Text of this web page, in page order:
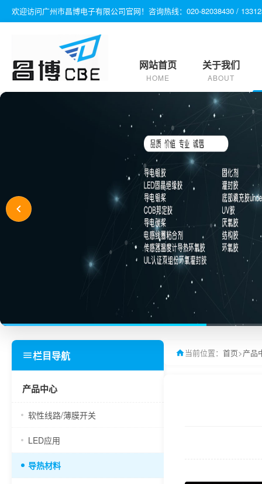
欢迎访问广州市昌博电子有限公司官网！咨询热线：020-82038430 /
网站首页
HOME
关于我们
ABOUT
栏目导航
产品中心
软性线路/薄膜开关
LED应用
导热材料
当前位置： 首页>产品